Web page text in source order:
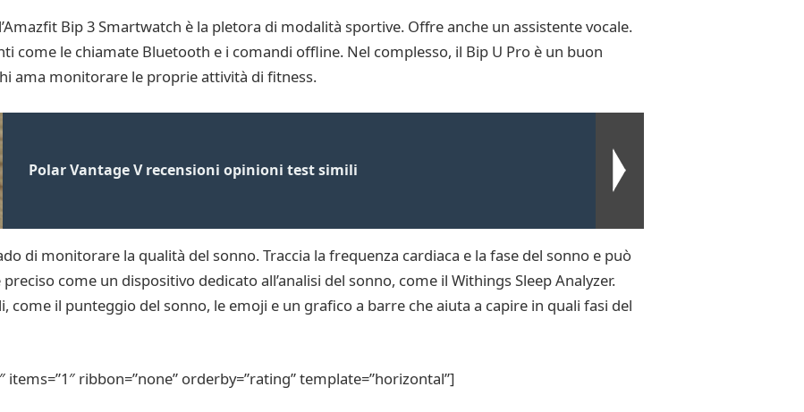
Bip 3 Smartwatch è la pletora di modalità sportive. Offre anche un assistente vocale.
come le chiamate Bluetooth e i comandi offline. Nel complesso, il Bip U Pro è un buon
ama monitorare le proprie attività di fitness.
Polar Vantage V recensioni opinioni test simili
di monitorare la qualità del sonno. Traccia la frequenza cardiaca e la fase del sonno e può
come un dispositivo dedicato all’analisi del sonno, come il Withings Sleep Analyzer.
come il punteggio del sonno, le emoji e un grafico a barre che aiuta a capire in quali fasi del
ribbon=”none” orderby=”rating” template=”horizontal”]